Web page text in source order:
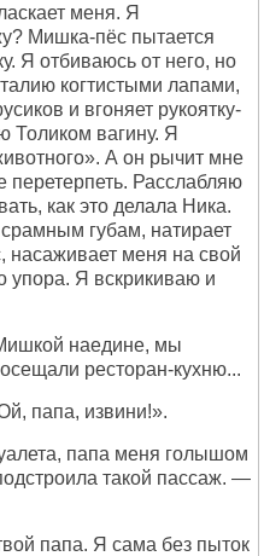
меня. Я
Мишка-пёс пытается
Я отбиваюсь от него, но
когтистыми лапами,
и вгоняет рукоятку-
вагину. Я
А он рычит мне
Расслабляю
как это делала Ника.
губам, натирает
насаживает меня на свой
упора. Я вскрикиваю и
наедине, мы
ресторан-кухню...
папа, извини!».
папа меня голышом
такой пассаж. —
папа. Я сама без пыток